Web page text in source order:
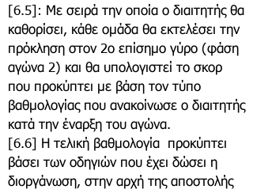
​[6.5]: Με σειρά την οποία ο διαιτητής θα
καθορίσει, κάθε ομάδα θα εκτελέσει την
πρόκληση στον 2ο επίσημο γύρο (φάση
αγώνα 2) και θα υπολογιστεί το σκορ
που προκύπτει με βάση τον τύπο
βαθμολογίας που ανακοίνωσε ο διαιτητής
κατά την έναρξη του αγώνα.
[6.6] Η τελική βαθμολογία προκύπτει
βάσει των οδηγιών που έχει δώσει η
διοργάνωση, στην αρχή της αποστολής